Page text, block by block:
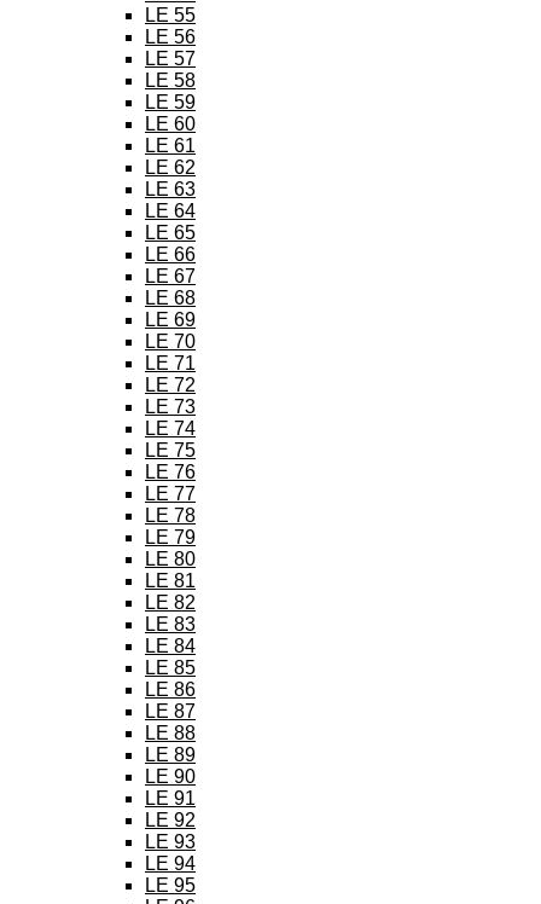
LE 55
LE 56
LE 57
LE 58
LE 59
LE 60
LE 61
LE 62
LE 63
LE 64
LE 65
LE 66
LE 67
LE 68
LE 69
LE 70
LE 71
LE 72
LE 73
LE 74
LE 75
LE 76
LE 77
LE 78
LE 79
LE 80
LE 81
LE 82
LE 83
LE 84
LE 85
LE 86
LE 87
LE 88
LE 89
LE 90
LE 91
LE 92
LE 93
LE 94
LE 95